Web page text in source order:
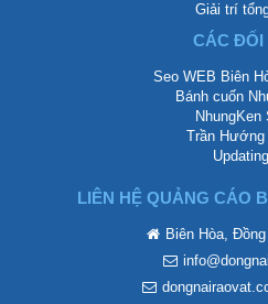
Giải trí
CÁC ĐỐI
Seo WEB Biên
Bánh cuốn
NhungKen
Trần Hướng
LIÊN HỆ QUẢNG CÁO
Biên Hòa,